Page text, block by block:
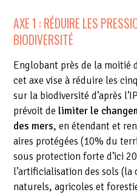
AXE 1 : RÉDUIRE LES
BIODIVERSITÉ
Englobant près de la moitié
cet axe vise à réduire les
sur la biodiversité d’après
prévoit de limiter le
des mers, en étendant et
aires protégées (10% du
sous protection forte d’ici
l’artificialisation des sols (la
naturels, agricoles et